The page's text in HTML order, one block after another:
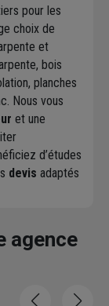
pour les
choix de
et
bois
planches
Nous vous
et une
d’études
devis adaptés
agence